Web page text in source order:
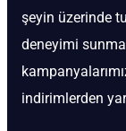
şeyin üzerinde
deneyimi
indirimlerden